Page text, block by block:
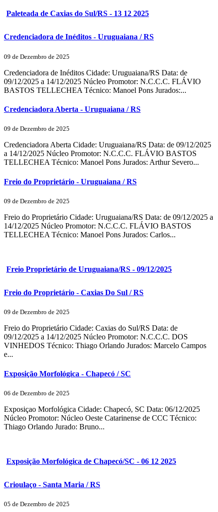
Paleteada de Caxias do Sul/RS - 13 12 2025
Credenciadora de Inéditos - Uruguaiana / RS
09 de Dezembro de 2025
Credenciadora de Inéditos Cidade: Uruguaiana/RS Data: de
09/12/2025 a 14/12/2025 Núcleo Promotor: N.C.C.C. FLÁVIO
BASTOS TELLECHEA Técnico: Manoel Pons Jurados:...
Credenciadora Aberta - Uruguaiana / RS
09 de Dezembro de 2025
Credenciadora Aberta Cidade: Uruguaiana/RS Data: de 09/12/2025
a 14/12/2025 Núcleo Promotor: N.C.C.C. FLÁVIO BASTOS
TELLECHEA Técnico: Manoel Pons Jurados: Arthur Severo...
Freio do Proprietário - Uruguaiana / RS
09 de Dezembro de 2025
Freio do Proprietário Cidade: Uruguaiana/RS Data: de 09/12/2025 a
14/12/2025 Núcleo Promotor: N.C.C.C. FLÁVIO BASTOS
TELLECHEA Técnico: Manoel Pons Jurados: Carlos...
Freio Proprietário de Uruguaiana/RS - 09/12/2025
Freio do Proprietário - Caxias Do Sul / RS
09 de Dezembro de 2025
Freio do Proprietário Cidade: Caxias do Sul/RS Data: de
09/12/2025 a 14/12/2025 Núcleo Promotor: N.C.C.C. DOS
VINHEDOS Técnico: Thiago Orlando Jurados: Marcelo Campos
e...
Exposição Morfológica - Chapecó / SC
06 de Dezembro de 2025
Exposiçao Morfológica Cidade: Chapecó, SC Data: 06/12/2025
Núcleo Promotor: Núcleo Oeste Catarinense de CCC Técnico:
Thiago Orlando Jurado: Bruno...
Exposição Morfológica de Chapecó/SC - 06 12 2025
Crioulaço - Santa Maria / RS
05 de Dezembro de 2025